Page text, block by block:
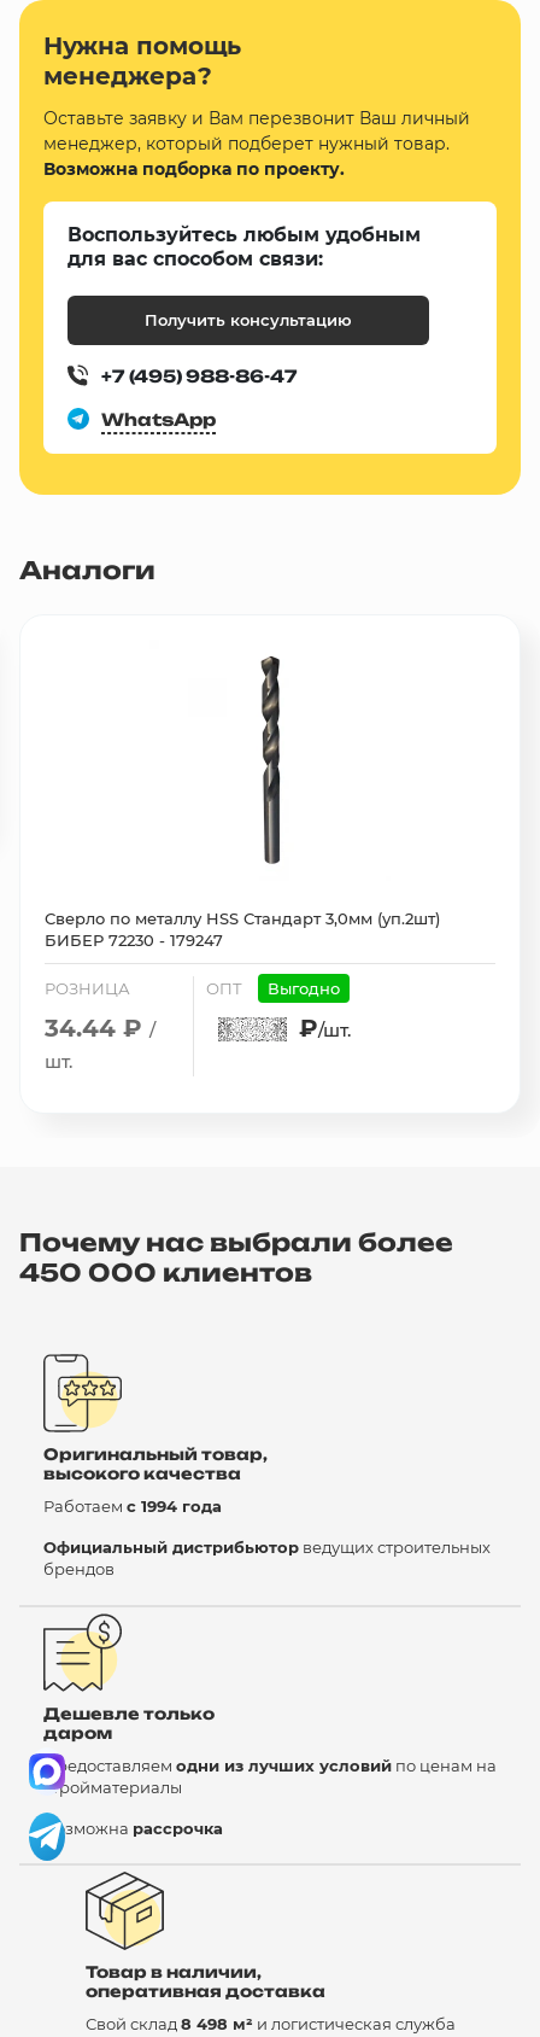
Нужна помощь
менеджера?
Оставьте заявку и Вам перезвонит Ваш личный
менеджер, который подберет нужный товар.
Возможна подборка по проекту.
Воспользуйтесь любым удобным
для вас способом связи:
Получить консультацию
+7 (495) 988-86-47
WhatsApp
Аналоги
Сверло по металлу HSS Стандарт 3,0мм (уп.2шт)
БИБЕР 72230 - 179247
РОЗНИЦА
34.44 ₽ /
шт.
ОПТ Выгодно
₽/шт.
Почему нас выбрали более
450 000 клиентов
Оригинальный товар,
высокого качества
Работаем с 1994 года
Официальный дистрибьютор ведущих строительных
брендов
Дешевле только
даром
Предоставляем одни из лучших условий по ценам на
стройматериалы
Возможна рассрочка
Товар в наличии,
оперативная доставка
Свой склад 8 498 м² и логистическая служба